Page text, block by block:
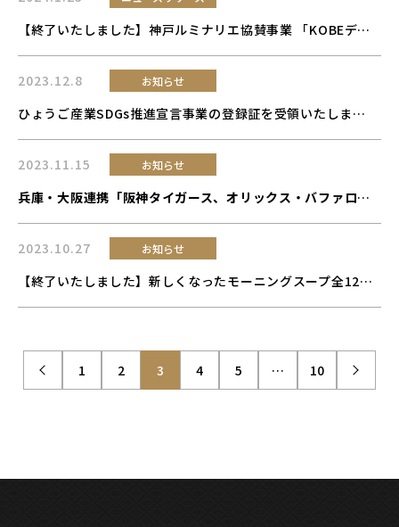
【終了いたしました】神戸ルミナリエ協賛事業 「KOBEディライト・ファウンテン」にMCC SOUP CAFE出店します
2023.12.8 お知らせ
ひょうご産業SDGs推進宣言事業の登録証を受領いたしました
2023.11.15 お知らせ
兵庫・大阪連携「阪神タイガース、オリックス・バファローズ優勝記念 パレード」協賛のお知らせ
2023.10.27 お知らせ
【終了いたしました】新しくなったモーニングスープ全12種類のセットが12名様に当たる “X”フォロー＆リポストキャンペーン開催について
1 2 3 4 5 … 10